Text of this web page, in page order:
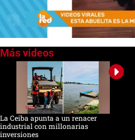
seconds
minutes,
seconds
La Ceiba apunta a un renacer
industrial con millonarias
inversiones